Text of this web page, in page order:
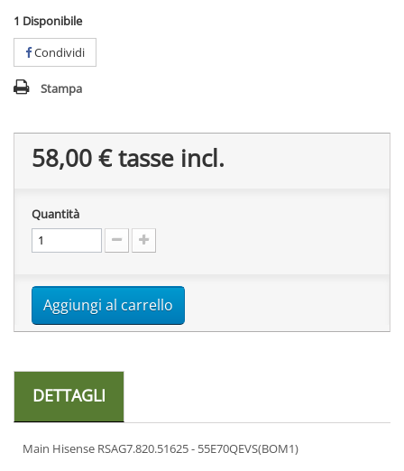
1 Disponibile
Condividi
Stampa
58,00 €tasse incl.
Quantità
Aggiungi al carrello
DETTAGLI
Main Hisense RSAG7.820.51625 - 55E70QEVS(BOM1)